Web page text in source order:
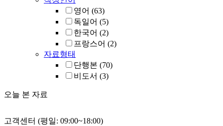
영어 (63)
독일어 (5)
한국어 (2)
프랑스어 (2)
자료형태
단행본 (70)
비도서 (3)
오늘 본 자료
고객센터 (평일: 09:00~18:00)